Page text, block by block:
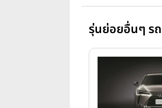
รุ่นย่อยอื่นๆ ร